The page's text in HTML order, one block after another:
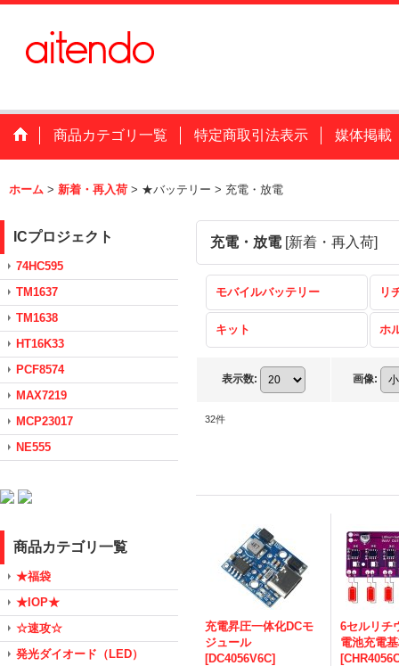
商品カテゴリ一覧 特定商取引法表示 媒体掲載
ホーム > 新着・再入荷 > ★バッテリー > 充電・放電
ICプロジェクト
74HC595
TM1637
TM1638
HT16K33
PCF8574
MAX7219
MCP23017
NE555
商品カテゴリ一覧
★福袋
★IOP★
☆速攻☆
発光ダイオード（LED）
充電・放電 [新着・再入荷]
モバイルバッテリー リ
キット ホ
表示数: 画像:
32件
充電昇圧一体化DCモ
ジュール
[DC4056V6C]
6セルリチ
電池充電
[